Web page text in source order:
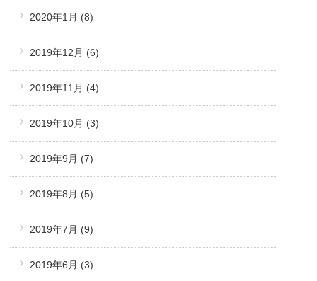
2020年1月 (8)
2019年12月 (6)
2019年11月 (4)
2019年10月 (3)
2019年9月 (7)
2019年8月 (5)
2019年7月 (9)
2019年6月 (3)